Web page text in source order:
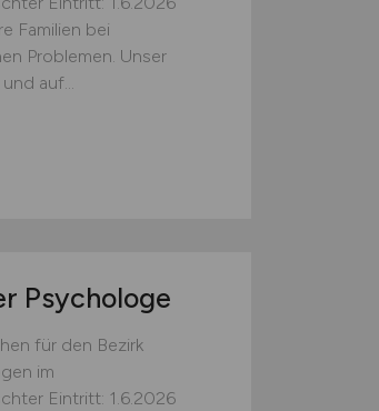
Familien bei
Problemen. Unser
auf...
Psychologe
für den Bezirk
im
Eintritt: 1.6.2026